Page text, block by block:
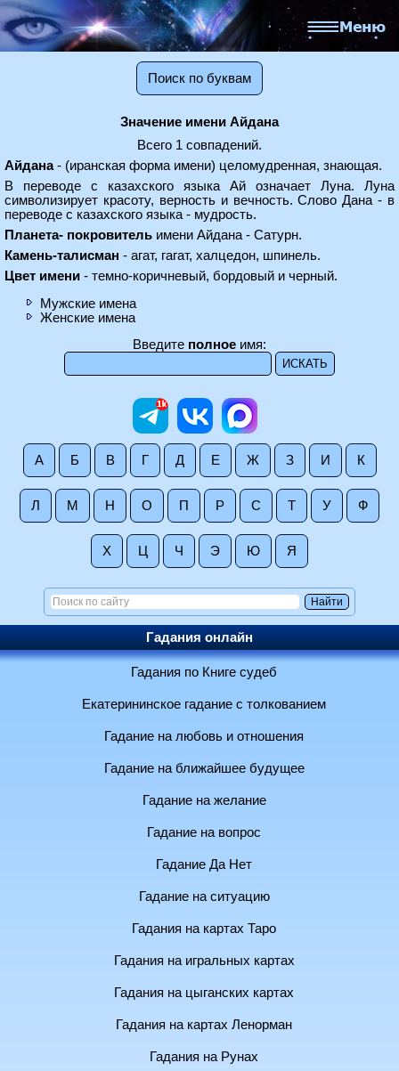
Поиск по буквам
Значение имени Айдана
Всего 1 совпадений.
Aйдана- (иранская форма имени) целомудренная, знающая.
В переводе с казахского языка Ай означает Луна. Луна
символизирует красоту, верность и вечность. Слово Дана - в
переводе с казахского языка - мудрость.
Планета- покровитель имени Айдана - Сатурн.
Камень-талисман - агат, гагат, халцедон, шпинель.
Цвет имени - темно-коричневый, бордовый и черный.
Мужские имена
Женские имена
Введите полное имя:
А Б В Г Д Е Ж З И К
Л М Н О П Р С Т У Ф
Х Ц Ч Э Ю Я
Гадания онлайн
Гадания по Книге судеб
Екатерининское гадание с толкованием
Гадание на любовь и отношения
Гадание на ближайшее будущее
Гадание на желание
Гадание на вопрос
Гадание Да Нет
Гадание на ситуацию
Гадания на картах Таро
Гадания на игральных картах
Гадания на цыганских картах
Гадания на картах Ленорман
Гадания на Рунах